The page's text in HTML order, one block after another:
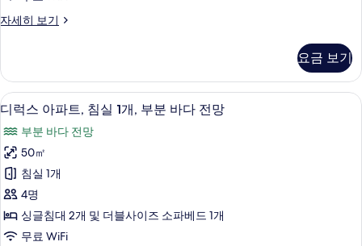
1
바
다
전
망
사
진
모
두
보
자세히 보기
디
파
트,
침
실
개,
바
다
전
망
자
세
요금 보기
디
럭
스
아
파
트,
침
1 개의 침실, 객실 내 금고, 암막 커튼,
7
디럭스 아파트, 침실 1개, 부분 바다 전망
부분 바다 전망
50㎡
침실 1개
4명
싱글침대 2개 및 더블사이즈 소파베드 1개
무료 WiFi